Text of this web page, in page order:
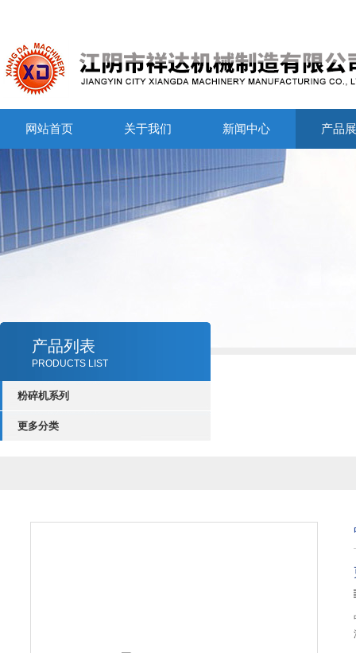
网站首页 关于我们 新闻中心 产品
产品列表
PRODUCTS LIST
粉碎机系列
更多分类